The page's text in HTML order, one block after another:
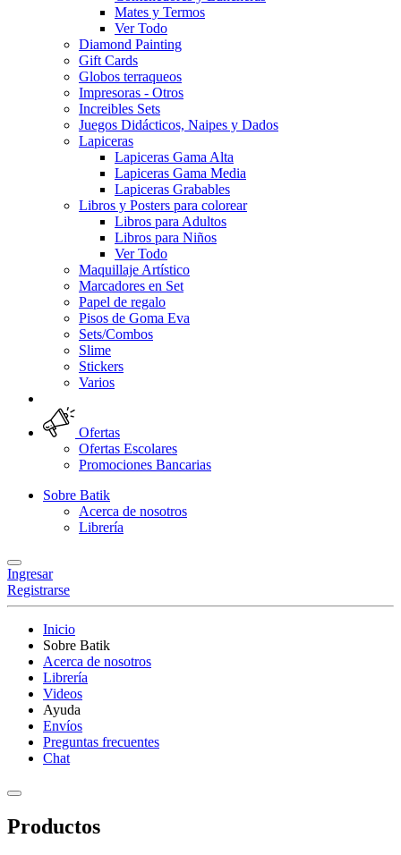
Mates y Termos
Ver Todo
Diamond Painting
Gift Cards
Globos terraqueos
Impresoras - Otros
Increibles Sets
Juegos Didácticos, Naipes y Dados
Lapiceras
Lapiceras Gama Alta
Lapiceras Gama Media
Lapiceras Grabables
Libros y Posters para colorear
Libros para Adultos
Libros para Niños
Ver Todo
Maquillaje Artístico
Marcadores en Set
Papel de regalo
Pisos de Goma Eva
Sets/Combos
Slime
Stickers
Varios
Ofertas
Ofertas Escolares
Promociones Bancarias
Sobre Batik
Acerca de nosotros
Librería
Ingresar
Registrarse
Inicio
Sobre Batik
Acerca de nosotros
Librería
Videos
Ayuda
Envíos
Preguntas frecuentes
Chat
Productos